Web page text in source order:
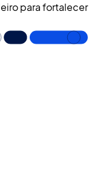
para fortalecer